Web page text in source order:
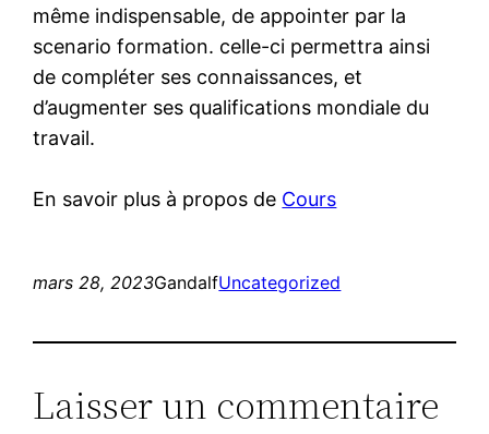
même indispensable, de appointer par la
scenario formation. celle-ci permettra ainsi
de compléter ses connaissances, et
d’augmenter ses qualifications mondiale du
travail.
En savoir plus à propos de Cours
mars 28, 2023GandalfUncategorized
Laisser un commentaire